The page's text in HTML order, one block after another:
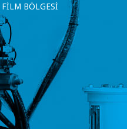
FILM BÖLGESI